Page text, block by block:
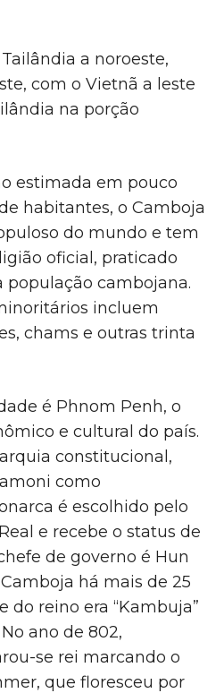
a noroeste,
com o Vietnã a leste
na porção
estimada em pouco
habitantes, o Camboja
do mundo e tem
oficial, praticado
população cambojana.
incluem
chams e outras trinta
é Phnom Penh, o
e cultural do país.
constitucional,
como
é escolhido pelo
e recebe o status de
de governo é Hun
há mais de 25
do reino era “Kambuja”
ano de 802,
se rei marcando o
que floresceu por